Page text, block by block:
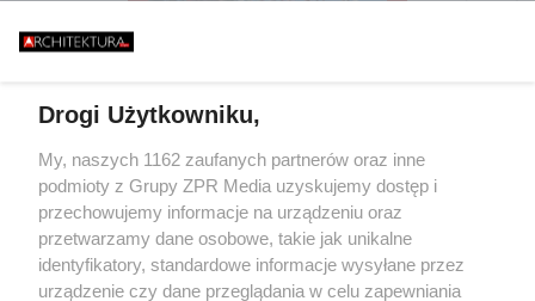
BURZY?
Żaden utwór zamieszczony w serwisie nie może być powielany i
rozpowszechniany lub dalej rozpowszechniany w jakikolwiek sposób (w
tym także elektroniczny lub mechaniczny) na jakimkolwiek polu
eksploatacji w jakiejkolwiek formie, włącznie z umieszczaniem w
Internecie bez pisemnej zgody właściciela praw. Jakiekolwiek użycie lub
wykorzystanie utworów w całości lub w części z naruszeniem prawa, tzn.
bez właściwej zgody, jest zabronione pod groźbą kary i może być ścigane
prawnie.
Drogi Użytkowniku,
My, naszych 1162 zaufanych partnerów oraz inne
podmioty z Grupy ZPR Media uzyskujemy dostęp i
przechowujemy informacje na urządzeniu oraz
przetwarzamy dane osobowe, takie jak unikalne
identyfikatory, standardowe informacje wysyłane przez
urządzenie czy dane przeglądania w celu zapewniania